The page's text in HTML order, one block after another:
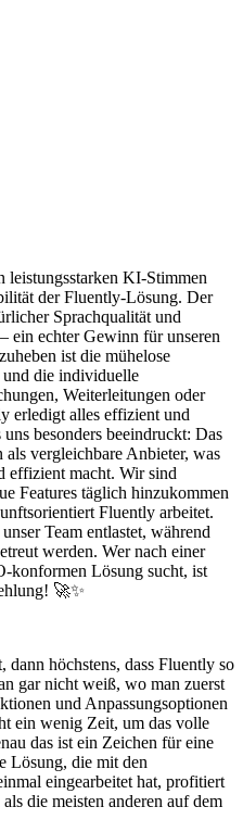
leistungsstarken KI-Stimmen
der Fluently-Lösung. Der
Sprachqualität und
ein echter Gewinn für unseren
ist die mühelose
und die individuelle
Weiterleitungen oder
erledigt alles effizient und
besonders beeindruckt: Das
als vergleichbare Anbieter, was
effizient macht. Wir sind
Features täglich hinzukommen
Fluently arbeitet.
Team entlastet, während
werden. Wer nach einer
konformen Lösung sucht, ist
🚀✨
dann höchstens, dass Fluently so
gar nicht weiß, wo man zuerst
und Anpassungsoptionen
ein wenig Zeit, um das volle
das ist ein Zeichen für eine
Lösung, die mit den
eingearbeitet hat, profitiert
die meisten anderen auf dem